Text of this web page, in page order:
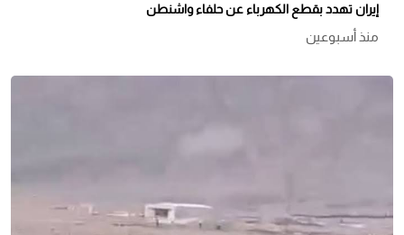
إيران تهدد بقطع الكهرباء عن حلفاء واشنطن
منذ أسبوعين